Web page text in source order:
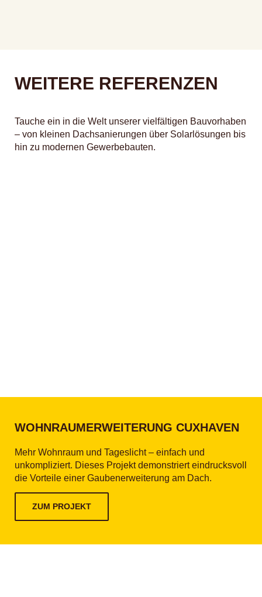
WEITERE REFERENZEN
Tauche ein in die Welt unserer vielfältigen Bauvorhaben
– von kleinen Dachsanierungen über Solarlösungen bis
hin zu modernen Gewerbebauten.
WOHNRAUM­ERWEITERUNG CUXHAVEN
Mehr Wohnraum und Tageslicht – einfach und
unkompliziert. Dieses Projekt demonstriert eindrucksvoll
die Vorteile einer Gaubenerweiterung am Dach.
ZUM PROJEKT